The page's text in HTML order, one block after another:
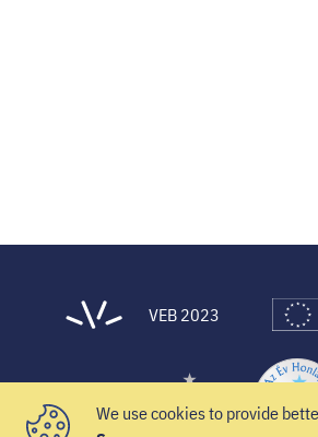
VEB 2023
We use cookies to provide